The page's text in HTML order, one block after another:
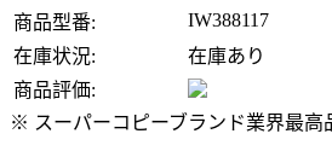
商品型番:
IW388117
在庫状況:
在庫あり
商品評価:
※ スーパーコピーブランド業界最高